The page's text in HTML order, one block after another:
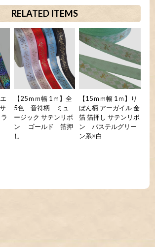
RELATED ITEMS
【25ｍｍ幅 1ｍ】全
5色 音符柄 ミュ
ージック サテンリボ
ン ゴールド 箔押
し
【15ｍｍ幅 1ｍ】り
ぼん柄 アーガイル 金
箔 箔押し サテンリボ
ン パステルグリー
ン系×白